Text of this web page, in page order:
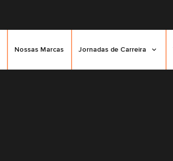
Nossas Marcas Jornadas de Carreira